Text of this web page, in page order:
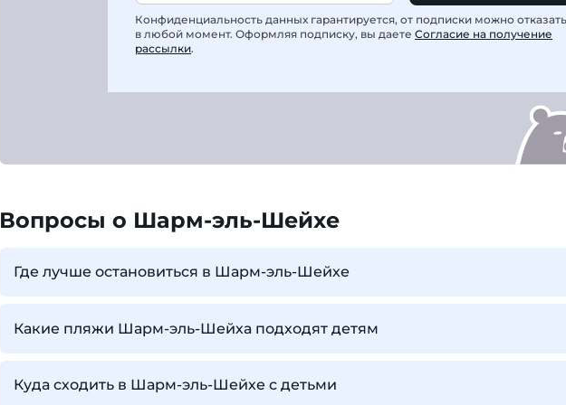
Конфиденциальность данных гарантируется, от подписки можно
в любой момент. Оформляя подписку, вы даете Согласие на получение
рассылки.
Вопросы о Шарм-эль-Шейхе
Где лучше остановиться в Шарм-эль-Шейхе
Какие пляжи Шарм-эль-Шейха подходят детям
Куда сходить в Шарм-эль-Шейхе с детьми